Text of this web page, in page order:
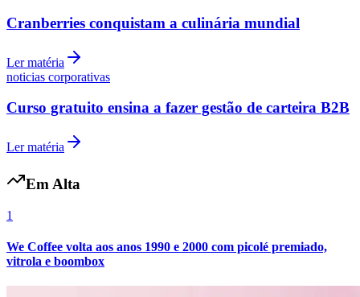
Cranberries conquistam a culinária mundial
Ler matéria
noticias corporativas
Curso gratuito ensina a fazer gestão de carteira B2B
Ler matéria
Em Alta
1
We Coffee volta aos anos 1990 e 2000 com picolé premiado,
vitrola e boombox